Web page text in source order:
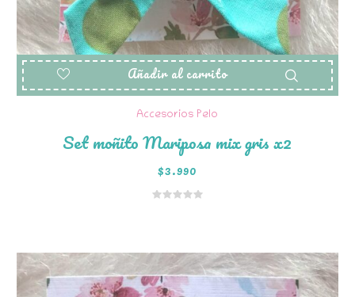
Añadir al carrito
Accesorios Pelo
Set moñito Mariposa mix gris x2
$3.990